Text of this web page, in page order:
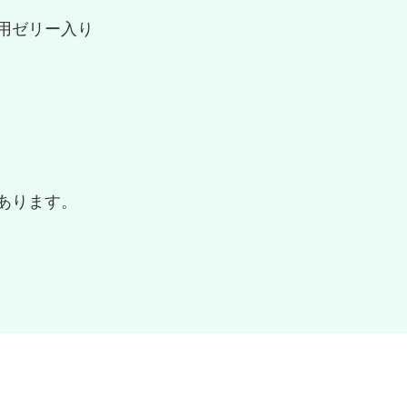
ゼリー入り
ます。